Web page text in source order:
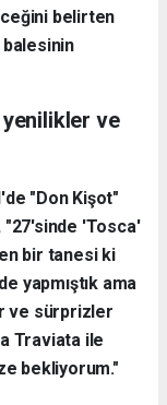
belirten
balesinin
ve
"Don Kişot"
'Tosca'
bir tanesi ki
yapmıştık ama
ve sürprizler
Traviata ile
bekliyorum."